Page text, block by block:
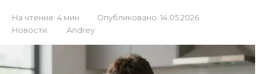
На чтение: 4 мин Опубликовано: 14.05.2026
Новости
Andrey